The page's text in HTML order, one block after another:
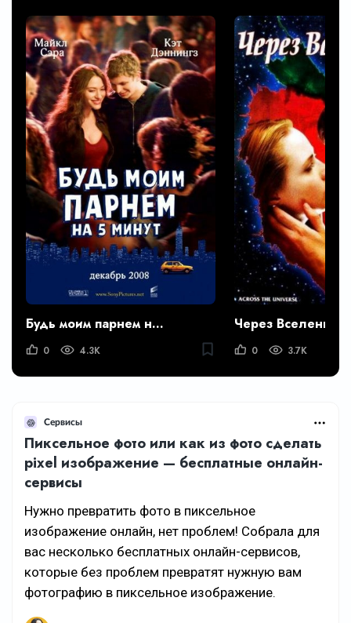
Будь моим парнем на пять минут
0 4.3K
Через Вселенную
0 3.7K
Сервисы
Пиксельное фото или как из фото сделать
pixel изображение — бесплатные онлайн-
сервисы
Нужно превратить фото в пиксельное
изображение онлайн, нет проблем! Собрала для
вас несколько бесплатных онлайн-сервисов,
которые без проблем превратят нужную вам
фотографию в пиксельное изображение.